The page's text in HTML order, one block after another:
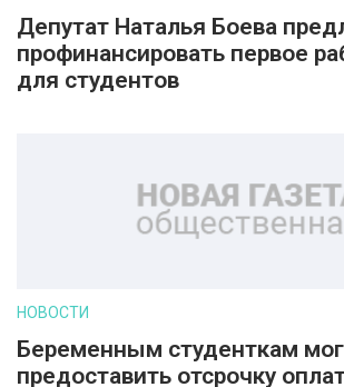
Депутат Наталья Боева
профинансировать первое
для студентов
НОВОСТИ
Беременным студенткам
предоставить отсрочку